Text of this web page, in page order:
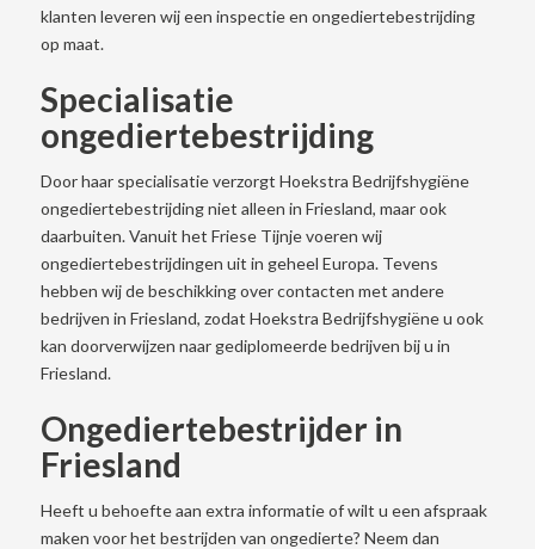
klanten leveren wij een inspectie en ongediertebestrijding
op maat.
Specialisatie
ongediertebestrijding
Door haar specialisatie verzorgt Hoekstra Bedrijfshygiëne
ongediertebestrijding niet alleen in Friesland, maar ook
daarbuiten. Vanuit het Friese Tijnje voeren wij
ongediertebestrijdingen uit in geheel Europa. Tevens
hebben wij de beschikking over contacten met andere
bedrijven in Friesland, zodat Hoekstra Bedrijfshygiëne u ook
kan doorverwijzen naar gediplomeerde bedrijven bij u in
Friesland.
Ongediertebestrijder in
Friesland
Heeft u behoefte aan extra informatie of wilt u een afspraak
maken voor het bestrijden van ongedierte? Neem dan